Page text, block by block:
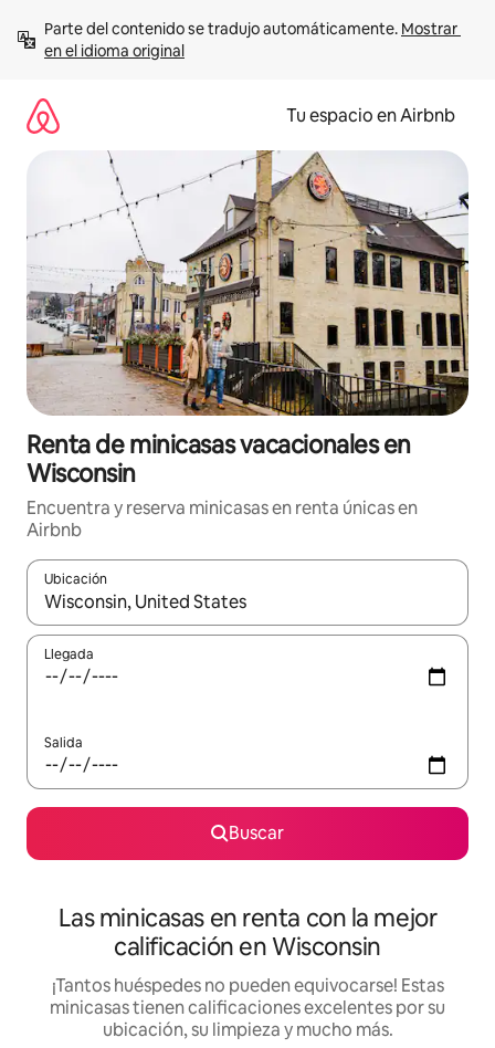
contenido
Parte del contenido se tradujo automáticamente. Mostrar
en el idioma original
Tu espacio en Airbnb
Renta de minicasas vacacionales en
Wisconsin
Encuentra y reserva minicasas en renta únicas en
Airbnb
Ubicación
Cuando los resultados estén disponibles, podrás navegar
Llegada
Salida
Buscar
Las minicasas en renta con la mejor
calificación en Wisconsin
¡Tantos huéspedes no pueden equivocarse! Estas
minicasas tienen calificaciones excelentes por su
ubicación, su limpieza y mucho más.